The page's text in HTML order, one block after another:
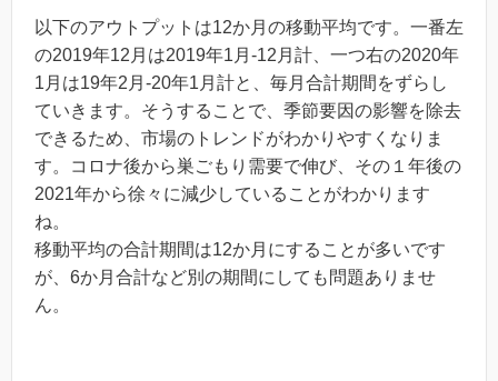
以下のアウトプットは12か月の移動平均です。一番左
の2019年12月は2019年1月-12月計、一つ右の2020年
1月は19年2月-20年1月計と、毎月合計期間をずらし
ていきます。そうすることで、季節要因の影響を除去
できるため、市場のトレンドがわかりやすくなりま
す。コロナ後から巣ごもり需要で伸び、その１年後の
2021年から徐々に減少していることがわかります
ね。
移動平均の合計期間は12か月にすることが多いです
が、6か月合計など別の期間にしても問題ありませ
ん。